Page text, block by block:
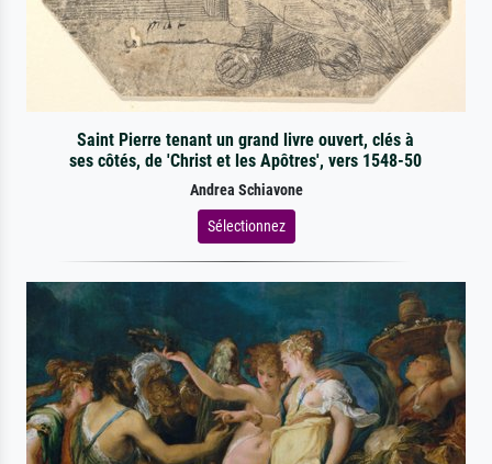
Saint Pierre tenant un grand livre ouvert, clés à
ses côtés, de 'Christ et les Apôtres', vers 1548-50
Andrea Schiavone
Sélectionnez